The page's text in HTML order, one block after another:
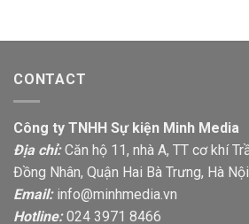
CONTACT
Công ty TNHH Sự kiện Minh Media
Địa chỉ:Căn hộ 11, nhà A, TT cơ khí
Đồng Nhân, Quận Hai Bà Trưng, Hà Nội
Email: info@minhmedia.vn
Hotline:024 3971 8466